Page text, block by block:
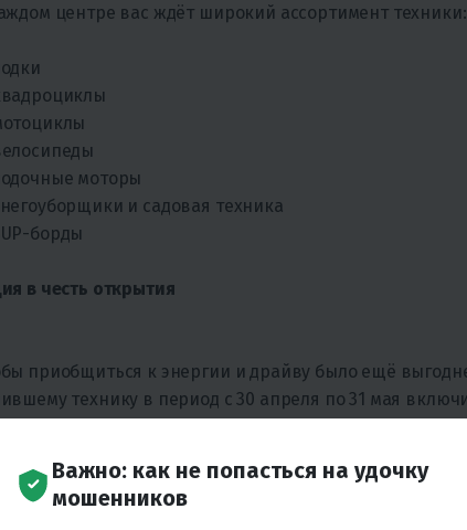
центре вас ждёт широкий ассортимент техники:
моторы
и садовая техника
борды
в честь открытия
приобщиться к энергии и драйву было ещё
технику в период с 30 апреля по 31 мая
Важно: как не попасться на удочку
мошенников